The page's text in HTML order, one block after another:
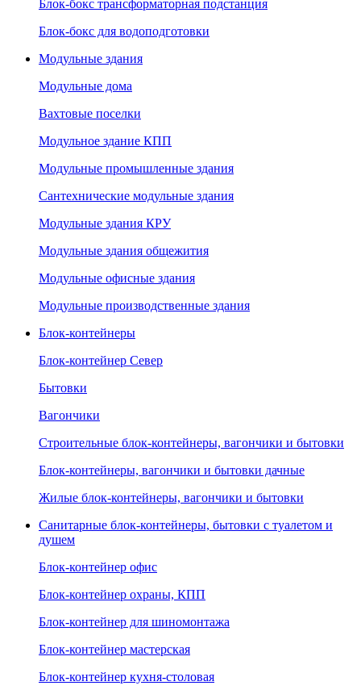
Блок-бокс трансформаторная подстанция
Блок-бокс для водоподготовки
Модульные здания
Модульные дома
Вахтовые поселки
Модульное здание КПП
Модульные промышленные здания
Сантехнические модульные здания
Модульные здания КРУ
Модульные здания общежития
Модульные офисные здания
Модульные производственные здания
Блок-контейнеры
Блок-контейнер Север
Бытовки
Вагончики
Строительные блок-контейнеры, вагончики и бытовки
Блок-контейнеры, вагончики и бытовки дачные
Жилые блок-контейнеры, вагончики и бытовки
Санитарные блок-контейнеры, бытовки с туалетом и
душем
Блок-контейнер офис
Блок-контейнер охраны, КПП
Блок-контейнер для шиномонтажа
Блок-контейнер мастерская
Блок-контейнер кухня-столовая